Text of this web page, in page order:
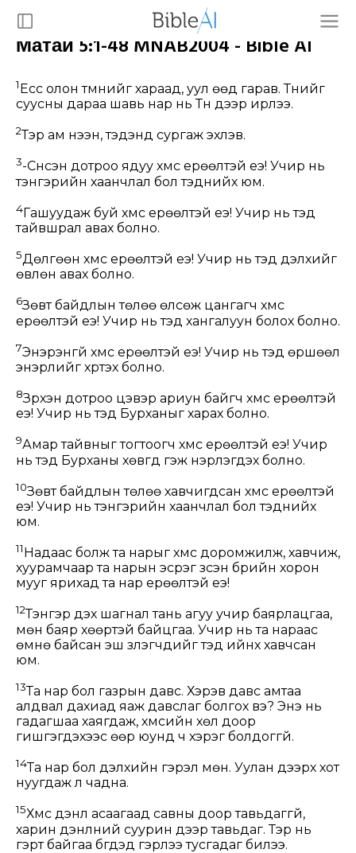
Матай 5:1-48 MNAB2004 - Bible AI
1Есүс олон түмнийг хараад, уул өөд гарав. Түүнийг
суусны дараа шавь нар нь Түүн дээр ирлээ.
2Тэр ам нээн, тэдэнд сургаж эхлэв.
3-Сүнсэн дотроо ядуу хүмүүс ерөөлтэй еэ! Учир нь
тэнгэрийн хаанчлал бол тэднийх юм.
4Гашуудаж буй хүмүүс ерөөлтэй еэ! Учир нь тэд
тайвшрал авах болно.
5Дөлгөөн хүмүүс ерөөлтэй еэ! Учир нь тэд дэлхийг
өвлөн авах болно.
6Зөвт байдлын төлөө өлсөж цангагч хүмүүс
ерөөлтэй еэ! Учир нь тэд хангалуун болох болно.
7Энэрэнгүй хүмүүс ерөөлтэй еэ! Учир нь тэд өршөөл
энэрлийг хүртэх болно.
8Зүрхэн дотроо цэвэр ариун байгч хүмүүс ерөөлтэй
еэ! Учир нь тэд Бурханыг харах болно.
9Амар тайвныг тогтоогч хүмүүс ерөөлтэй еэ! Учир
нь тэд Бурханы хөвгүүд гэж нэрлэгдэх болно.
10Зөвт байдлын төлөө хавчигдсан хүмүүс ерөөлтэй
еэ! Учир нь тэнгэрийн хаанчлал бол тэднийх
юм.
11 Надаас болж та нарыг хүмүүс доромжилж, хавчиж,
хуурамчаар та нарын эсрэг зүсэн бүрийн хорон
мууг ярихад та нар ерөөлтэй еэ!
12Тэнгэр дэх шагнал тань агуу учир баярлацгаа,
мөн баяр хөөртэй байцгаа. Учир нь та нараас
өмнө байсан эш үзүүлэгчдийг тэд ийнхүү хавчсан
юм.
13Та нар бол газрын давс. Хэрэв давс амтаа
алдвал дахиад яаж давслаг болгох вэ? Энэ нь
гадагшаа хаягдаж, хүмүүсийн хөл доор
гишгэгдэхээс өөр юунд ч хэрэг болдоггүй.
14Та нар бол дэлхийн гэрэл мөн. Уулан дээрх хот
нуугдаж үл чадна.
15Хүмүүс дэнлүү асаагаад савны доор тавьдаггүй,
харин дэнлүүний суурин дээр тавьдаг. Тэр нь
гэрт байгаа бүгдэд гэрлээ тусгадаг билээ.